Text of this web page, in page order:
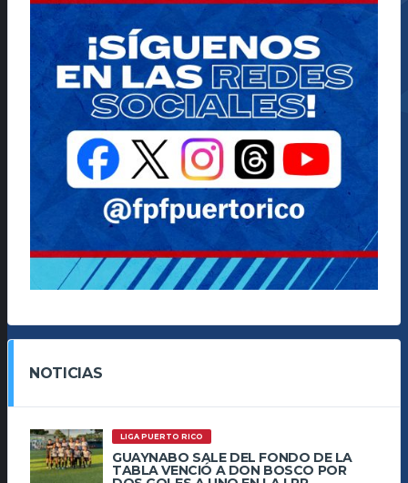
NOTICIAS
LIGA PUERTO RICO
GUAYNABO SALE DEL FONDO DE LA
TABLA VENCIÓ A DON BOSCO POR